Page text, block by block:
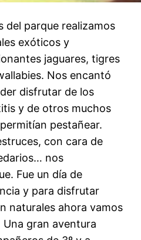
del parque realizamos
exóticos y
jaguares, tigres
Nos encantó
disfrutar de los
y de otros muchos
pestañear.
con cara de
nos
Fue un día de
y para disfrutar
naturales ahora vamos
Una gran aventura